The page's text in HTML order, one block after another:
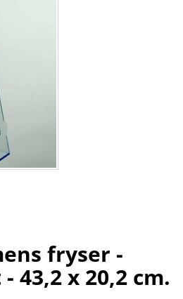
fryser -
43,2 x 20,2 cm.